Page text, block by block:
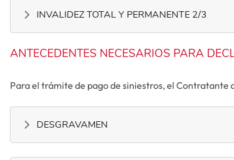
INVALIDEZ TOTAL Y PERMANENTE 2/3
ANTECEDENTES NECESARIOS PARA
Para el trámite de pago de siniestros, el
DESGRAVAMEN